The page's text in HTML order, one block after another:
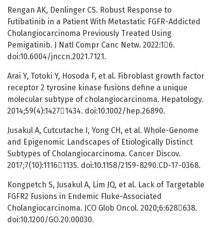
Rengan AK, Denlinger CS. Robust Response to
Futibatinib in a Patient With Metastatic FGFR-Addicted
Cholangiocarcinoma Previously Treated Using
Pemigatinib. J Natl Compr Canc Netw. 2022:16.
doi:10.6004/jnccn.2021.7121.
Arai Y, Totoki Y, Hosoda F, et al. Fibroblast growth factor
receptor 2 tyrosine kinase fusions define a unique
molecular subtype of cholangiocarcinoma. Hepatology.
2014;59(4):14271434. doi:10.1002/hep.26890.
Jusakul A, Cutcutache I, Yong CH, et al. Whole-Genome
and Epigenomic Landscapes of Etiologically Distinct
Subtypes of Cholangiocarcinoma. Cancer Discov.
2017;7(10):11161135. doi:10.1158/2159-8290.CD-17-0368.
Kongpetch S, Jusakul A, Lim JQ, et al. Lack of Targetable
FGFR2 Fusions in Endemic Fluke-Associated
Cholangiocarcinoma. JCO Glob Oncol. 2020;6:628638.
doi:10.1200/GO.20.00030.